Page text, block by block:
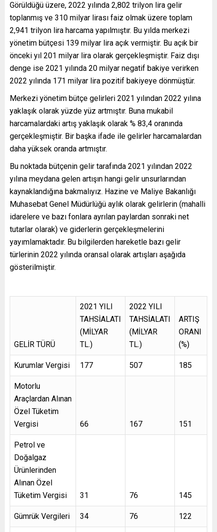
Görüldüğü üzere, 2022 yılında 2,802 trilyon lira gelir
toplanmış ve 310 milyar lirası faiz olmak üzere toplam
2,941 trilyon lira harcama yapılmıştır. Bu yılda merkezi
yönetim bütçesi 139 milyar lira açık vermiştir. Bu açık bir
önceki yıl 201 milyar lira olarak gerçekleşmiştir. Faiz dışı
denge ise 2021 yılında 20 milyar negatif bakiye verirken
2022 yılında 171 milyar lira pozitif bakiyeye dönmüştür.
Merkezi yönetim bütçe gelirleri 2021 yılından 2022 yılına
yaklaşık olarak yüzde yüz artmıştır. Buna mukabil
harcamalardaki artış yaklaşık olarak % 83,4 oranında
gerçekleşmiştir. Bir başka ifade ile gelirler harcamalardan
daha yüksek oranda artmıştır.
Bu noktada bütçenin gelir tarafında 2021 yılından 2022
yılına meydana gelen artışın hangi gelir unsurlarından
kaynaklandığına bakmalıyız. Hazine ve Maliye Bakanlığı
Muhasebat Genel Müdürlüğü aylık olarak gelirlerin (mahalli
idarelere ve bazı fonlara ayrılan paylardan sonraki net
tutarlar olarak) ve giderlerin gerçekleşmelerini
yayımlamaktadır. Bu bilgilerden hareketle bazı gelir
türlerinin 2022 yılında oransal olarak artışları aşağıda
gösterilmiştir.
GELİR TÜRÜ
2021 YILI
TAHSİALATI
(MİLYAR
TL.)
2022 YILI
TAHSİALATI
(MİLYAR
TL.)
ARTIŞ
ORANI
(%)
Kurumlar Vergisi 177 507 185
Motorlu
Araçlardan Alınan
Özel Tüketim
Vergisi
66 167 151
Petrol ve
Doğalgaz
Ürünlerinden
Alınan Özel
Tüketim Vergisi
31 76 145
Gümrük Vergileri 34 76 122